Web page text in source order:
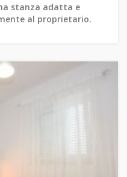
stanza adatta e
al proprietario.